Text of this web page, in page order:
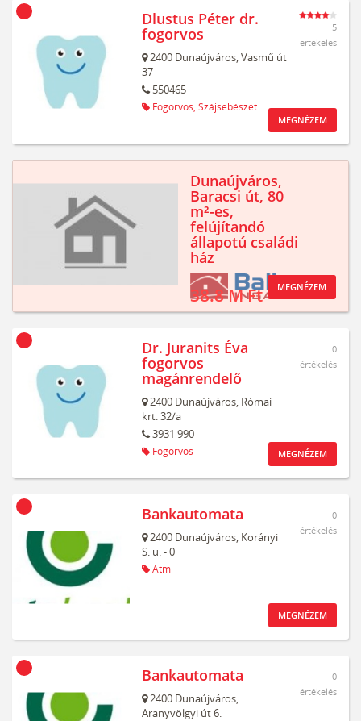
Dlustus Péter dr.
fogorvos
2400 Dunaújváros,Vasmű út
37
550465
Fogorvos, Szájsebészet
5
értékelés
MEGNÉZEM
Dunaújváros,
Baracsi út, 80
m²-es,
felújítandó
állapotú családi
ház
38.8 M Ft MEGNÉZEM
Dr. Juranits Éva
fogorvos
magánrendelő
2400 Dunaújváros, Római
krt. 32/a
3931 990
Fogorvos
0
értékelés
MEGNÉZEM
Bankautomata
2400 Dunaújváros, Korányi
S. u. - 0
Atm
0
értékelés
MEGNÉZEM
Bankautomata
2400 Dunaújváros,
Aranyvölgyi út 6.
0
értékelés